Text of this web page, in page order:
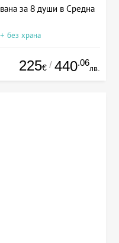
за 8 души в Средна
без храна
225€ / 440.06
лв.